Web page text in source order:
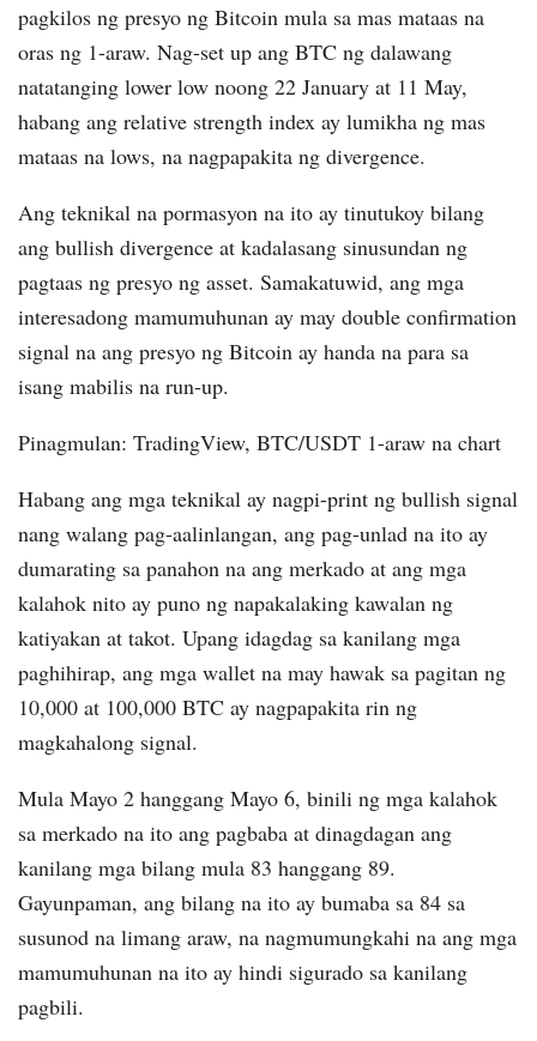
pagkilos ng presyo ng Bitcoin mula sa mas mataas na
oras ng 1-araw. Nag-set up ang BTC ng dalawang
natatanging lower low noong 22 January at 11 May,
habang ang relative strength index ay lumikha ng mas
mataas na lows, na nagpapakita ng divergence.
Ang teknikal na pormasyon na ito ay tinutukoy bilang
ang bullish divergence at kadalasang sinusundan ng
pagtaas ng presyo ng asset. Samakatuwid, ang mga
interesadong mamumuhunan ay may double confirmation
signal na ang presyo ng Bitcoin ay handa na para sa
isang mabilis na run-up.
Pinagmulan: TradingView, BTC/USDT 1-araw na chart
Habang ang mga teknikal ay nagpi-print ng bullish signal
nang walang pag-aalinlangan, ang pag-unlad na ito ay
dumarating sa panahon na ang merkado at ang mga
kalahok nito ay puno ng napakalaking kawalan ng
katiyakan at takot. Upang idagdag sa kanilang mga
paghihirap, ang mga wallet na may hawak sa pagitan ng
10,000 at 100,000 BTC ay nagpapakita rin ng
magkahalong signal.
Mula Mayo 2 hanggang Mayo 6, binili ng mga kalahok
sa merkado na ito ang pagbaba at dinagdagan ang
kanilang mga bilang mula 83 hanggang 89.
Gayunpaman, ang bilang na ito ay bumaba sa 84 sa
susunod na limang araw, na nagmumungkahi na ang mga
mamumuhunan na ito ay hindi sigurado sa kanilang
pagbili.